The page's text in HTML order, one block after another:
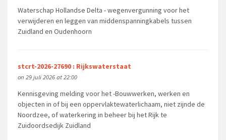
Waterschap Hollandse Delta - wegenvergunning voor het
verwijderen en leggen van middenspanningkabels tussen
Zuidland en Oudenhoorn
stcrt-2026-27690 : Rijkswaterstaat
on 29 juli 2026 at 22:00
Kennisgeving melding voor het -Bouwwerken, werken en
objecten in of bij een oppervlaktewaterlichaam, niet zijnde de
Noordzee, of waterkering in beheer bij het Rijk te
Zuidoordsedijk Zuidland